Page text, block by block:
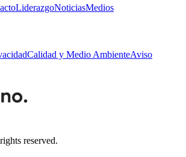
LiderazgoNoticiasMedios
Calidad y Medio AmbienteAviso
reserved.